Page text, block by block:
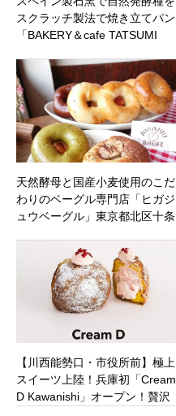
スクラッチ製法で焼き立てパン
「BAKERY＆cafe TATSUMI
プン
天然酵母と国産小麦使用のこだ
わりのベーグル専門店「ヒガジ
ュウベーグル」東京都北区十条
【川西能勢口・市役所前】極上
スイーツ上陸！兵庫初「Cream
D Kawanishi」オープン！贅沢